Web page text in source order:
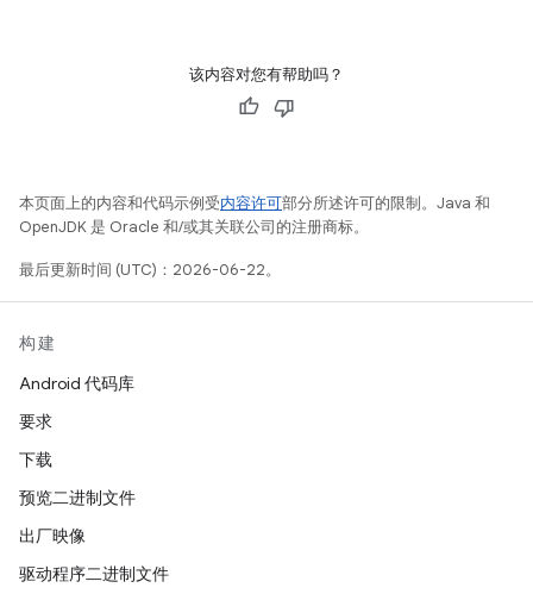
该内容对您有帮助吗？
本页面上的内容和代码示例受内容许可部分所述许可的限制。Java 和
OpenJDK 是 Oracle 和/或其关联公司的注册商标。
最后更新时间 (UTC)：2026-06-22。
构建
Android 代码库
要求
下载
预览二进制文件
出厂映像
驱动程序二进制文件